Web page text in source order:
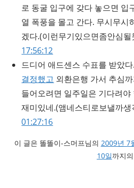
로 동굴 입구에 갖다 놓으면 입
열 폭풍을 몰고 간다. 무시무시
겠다.(이런무기있으면좀안심될
17:56:12
드디어 애드센스 수표를 받았다.
결정했고 외환은행 가서 추심
들어오려면 일주일은 기다려야
재미있네.(앰네스티로보낼까
01:27:16
이 글은 똘똘이-스머프님의 2009년 7
10일까지